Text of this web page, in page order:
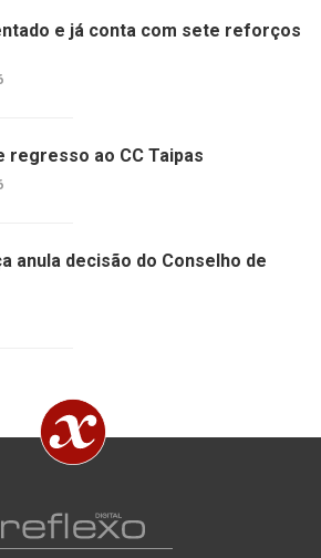
e já conta com sete reforços
regresso ao CC Taipas
anula decisão do Conselho de